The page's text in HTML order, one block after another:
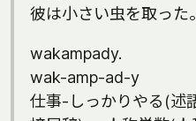
彼は小さい虫を取った。
wakampady.
wak-amp-ad-y
仕事-しっかりやる(述